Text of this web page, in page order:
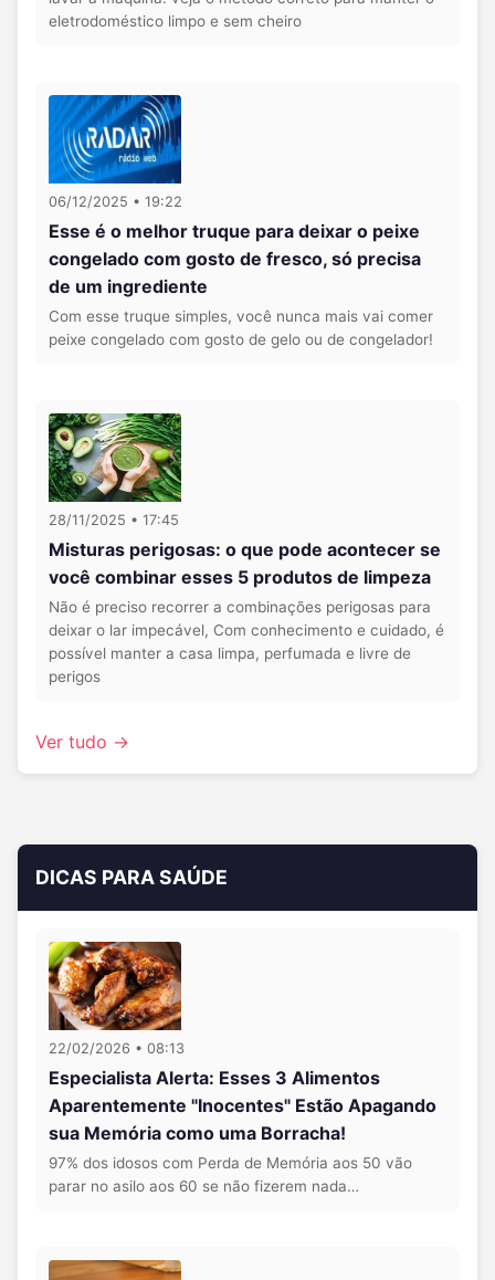
eletrodoméstico limpo e sem cheiro
06/12/2025 • 19:22
Esse é o melhor truque para deixar o peixe
congelado com gosto de fresco, só precisa
de um ingrediente
Com esse truque simples, você nunca mais vai comer
peixe congelado com gosto de gelo ou de congelador!
28/11/2025 • 17:45
Misturas perigosas: o que pode acontecer se
você combinar esses 5 produtos de limpeza
Não é preciso recorrer a combinações perigosas para
deixar o lar impecável, Com conhecimento e cuidado, é
possível manter a casa limpa, perfumada e livre de
perigos
Ver tudo →
DICAS PARA SAÚDE
22/02/2026 • 08:13
Especialista Alerta: Esses 3 Alimentos
Aparentemente "Inocentes" Estão Apagando
sua Memória como uma Borracha!
97% dos idosos com Perda de Memória aos 50 vão
parar no asilo aos 60 se não fizerem nada…